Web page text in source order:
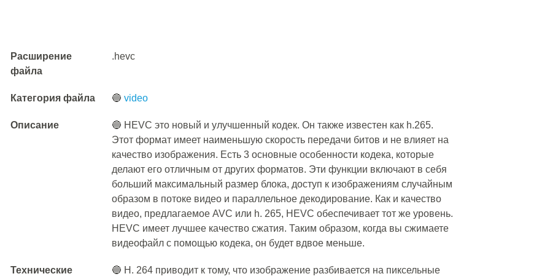
Расширение
файла
.hevc
Категория файла 🔵video
Описание
🔵 HEVC это новый и улучшенный кодек. Он также известен как h.265.
Этот формат имеет наименьшую скорость передачи битов и не влияет на
качество изображения. Есть 3 основные особенности кодека, которые
делают его отличным от других форматов. Эти функции включают в себя
больший максимальный размер блока, доступ к изображениям случайным
образом в потоке видео и параллельное декодирование. Как и качество
видео, предлагаемое AVC или h. 265, HEVC обеспечивает тот же уровень.
HEVC имеет лучшее качество сжатия. Таким образом, когда вы сжимаете
видеофайл с помощью кодека, он будет вдвое меньше.
Технические
🔵 H. 264 приводит к тому, что изображение разбивается на пиксельные